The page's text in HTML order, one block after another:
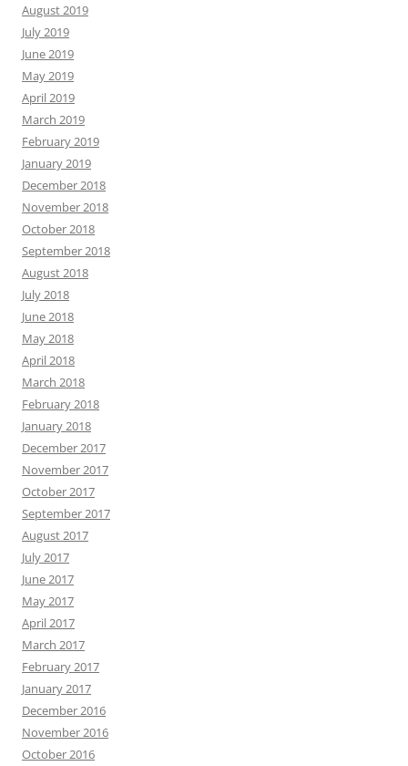
August 2019
July 2019
June 2019
May 2019
April 2019
March 2019
February 2019
January 2019
December 2018
November 2018
October 2018
September 2018
August 2018
July 2018
June 2018
May 2018
April 2018
March 2018
February 2018
January 2018
December 2017
November 2017
October 2017
September 2017
August 2017
July 2017
June 2017
May 2017
April 2017
March 2017
February 2017
January 2017
December 2016
November 2016
October 2016